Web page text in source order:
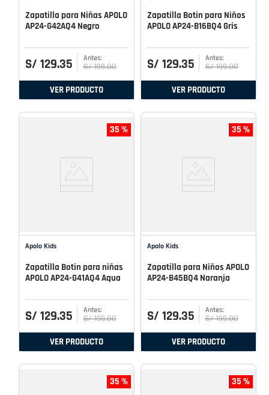
Zapatilla para Niñas APOLO
AP24-G42AQ4 Negro
S/ 129.35 S/ 199.00
VER PRODUCTO
Zapatilla Botin para Niños
APOLO AP24-B16BQ4 Gris
S/ 129.35 S/ 199.00
VER PRODUCTO
35 %
Apolo Kids
Zapatilla Botin para niñas
APOLO AP24-G41AQ4 Aqua
S/ 129.35 S/ 199.00
VER PRODUCTO
35 %
Apolo Kids
Zapatilla para Niños APOLO
AP24-B45BQ4 Naranja
S/ 129.35 S/ 199.00
VER PRODUCTO
35 % 35 %